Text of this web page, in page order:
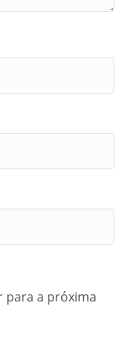
para a próxima